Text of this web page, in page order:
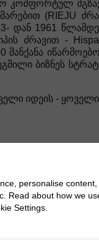
(RIEJU
დან 1961
ძრავით -
მანქანა
ბიზნეს
იდეის - ყოველი
დიზაინი
პროექტის
გარეგნობით.
წარმატებული
დანერგვამ,
დაეტოვებინა
personalise content,
Read about how we
Settings.